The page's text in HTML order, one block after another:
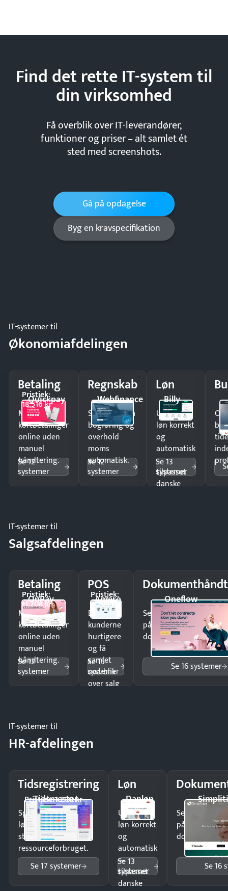
Find det rette IT-system til
dinvirksomhed
Få overblik over IT-leverandører,
funktioner og priser – alt samlet ét
sted med screenshots.
Gå på opdagelse
Byg en kravspecifikation
IT-systemer til
Økonomiafdelingen
Betaling
Quickpay
Pristjek:
18.516 kr
Modtag
kortbetalinger
online uden
manuel
håndtering.
Se 12
systemer
Regnskab
Webfinance
Spar timer på
bogføring og
overhold
moms
automatisk.
Se 12
systemer
Løn
Billy
Udbetal
løn korrekt
og
automatisk
—
tilpasset
danske
Se 13
systemer
IT-systemer til
Salgsafdelingen
Betaling
OnPay
Pristjek:
11.208 kr
Modtag
kortbetalinger
online uden
manuel
håndtering.
Se 12
systemer
POS
Amero
Pristjek:
4.788 kr
Ekspedér
kunderne
hurtigere
og få
samlet
overblik
over salg
Se 15
systemer
Oneflow
Send kontrakter til
på minutter og mist
dokumenter.
Se 16 systemer
IT-systemer til
HR-afdelingen
Tidsregistrering
Tidsmester
Pristjek: 1.200 kr
Spar tid på
lønberegning og få
styr på
ressourceforbruget.
Se 17 systemer
Løn
Danløn
Udbetal
løn korrekt
og
automatisk
—
tilpasset
danske
Se 13
systemer
Send
på minutter
dokumenter.
Se 16